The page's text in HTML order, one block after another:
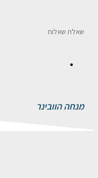
שאלת שאלות
מנחה הוובינר